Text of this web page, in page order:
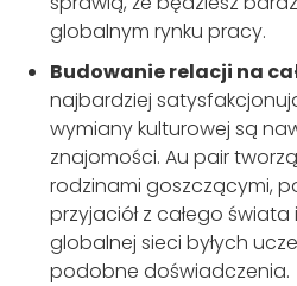
globalnym rynku pracy.
Budowanie relacji na
najbardziej
wymiany kulturowej są
znajomości. Au pair
rodzinami goszczącymi,
przyjaciół z całego
globalnej sieci byłych
podobne doświadczenia.